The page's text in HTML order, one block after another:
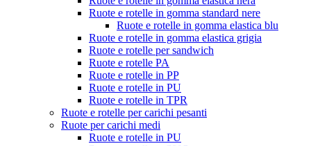
Ruote e rotelle in gomma standard nere
Ruote e rotelle in gomma elastica blu
Ruote e rotelle in gomma elastica grigia
Ruote e rotelle per sandwich
Ruote e rotelle PA
Ruote e rotelle in PP
Ruote e rotelle in PU
Ruote e rotelle in TPR
Ruote e rotelle per carichi pesanti
Ruote per carichi medi
Ruote e rotelle in PU